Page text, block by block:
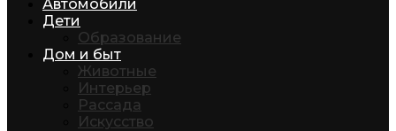
Автомобили
Дети
Образование
Дом и быт
Животные
Интерьер
Рассада
Искусство